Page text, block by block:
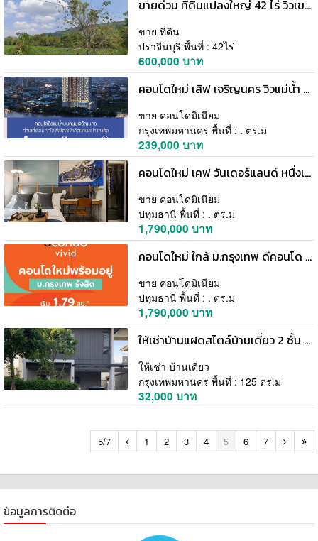
ขายด่วน ที่ดินแปลงใหญ่ 42 ไร่ วิวเขาสวย กบินทร์บุรี จ.ปราจีนบุรี ทำเลดี โทร 066-112-0133
ขาย ที่ดิน
ปราจีนบุรี พื้นที่ : 42ไร่
600,000 บาท
คอนโดใหม่ เลิฟ เจริญนคร วิวแม่น้ำ คอนโดเลี้ยงสัตว์ได้แห่งเดียวบนถนนเจริญนคร โทร 065-5639565
ขาย คอนโดมิเนียม
กรุงเทพมหานคร พื้นที่ : . ตร.ม
239,000 บาท
คอนโดใหม่ เคฟ วันเดอร์แลนด์ หนึ่งเดียวในรังสิต ใกล้ ม.ธรรมศาสตร์ รังสิต เลี้ยงสัตว์ได้ ซื้อคุ้มากกว่าเช่า โทร 061-6161426
ขาย คอนโดมิเนียม
ปทุมธานี พื้นที่ : . ตร.ม
1,790,000 บาท
คอนโดใหม่ ใกล้ ม.กรุงเทพ ดีคอนโด วิวิด รังสิต ทำเลดีมาก พร้อมรถรับ-ส่งถึงหน้ามหาลัย โทร 065-4496399
ขาย คอนโดมิเนียม
ปทุมธานี พื้นที่ : . ตร.ม
1,790,000 บาท
ให้เช่าบ้านแฝดสไตล์บ้านเดี่ยว 2 ชั้น พร้อมอยู่ ทำเลพระราม 9 - อ่อนนุช ตกแต่งครบ Tel 092850905ห้า
ให้เช่า บ้านเดี่ยว
กรุงเทพมหานคร พื้นที่ : 125 ตร.ม
32,000 บาท
5/7 1 2 3 4 5 6 7
ข้อมูลการติดต่อ